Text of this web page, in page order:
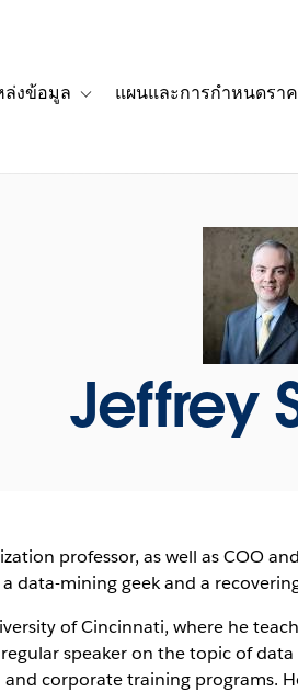
เรื่องราวของลูกค้า
sub-navigation for โซลูชัน
ล่งข้อมูล แผนและการกำหนดรา
Jeffrey
professor, as well as COO
data-mining geek and a
of Cincinnati, where he
speaker on the topic of
corporate training programs.